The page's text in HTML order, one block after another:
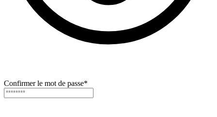
Confirmer le mot de passe*